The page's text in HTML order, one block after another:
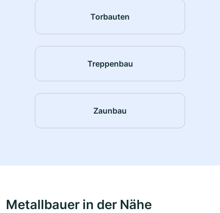
Torbauten
Treppenbau
Zaunbau
Metallbauer in der Nähe